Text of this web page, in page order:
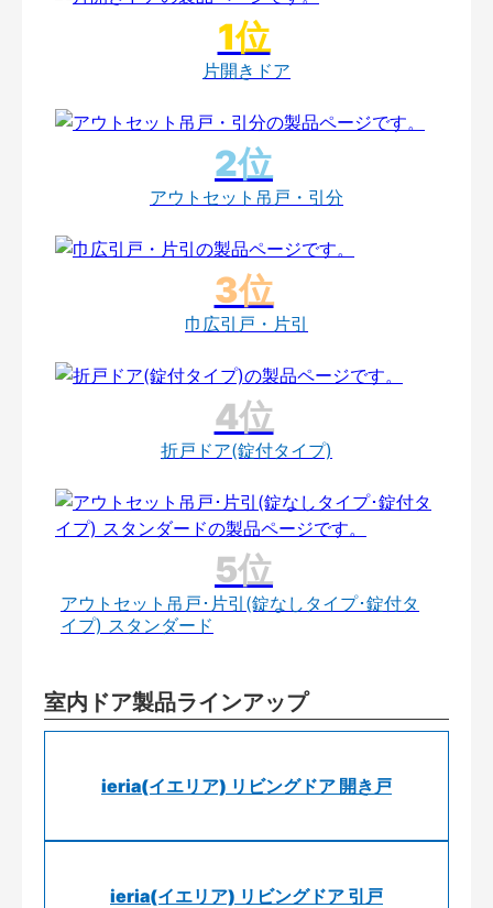
片開きドア
アウトセット吊戸・引分
巾広引戸・片引
折戸ドア(錠付タイプ)
アウトセット吊戸･片引(錠なしタイプ･錠付タ
イプ) スタンダード
室内ドア製品ラインアップ
ieria(イエリア) リビングドア 開き戸
ieria(イエリア) リビングドア 引戸